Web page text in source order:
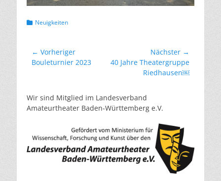
Kategorien
Neuigkeiten
Beitragsnavigation
← Vorheriger
Vorheriger
Bouleturnier 2023
Nächster →
Nächster
40 Jahre Theatergruppe
Riedhausen￼
Wir sind Mitglied im Landesverband
Amateurtheater Baden-Württemberg e.V.